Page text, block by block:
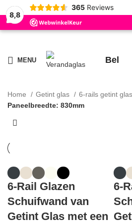
8,8
365 Reviews
BESTE KWALITEIT, SERVICE EN HET
MENU Bel
Home Getint glas
6-rails getint glas
Paneelbreedte: 830mm
6-Rail Glazen
Schuifwand van
Getint Glas met een
6-